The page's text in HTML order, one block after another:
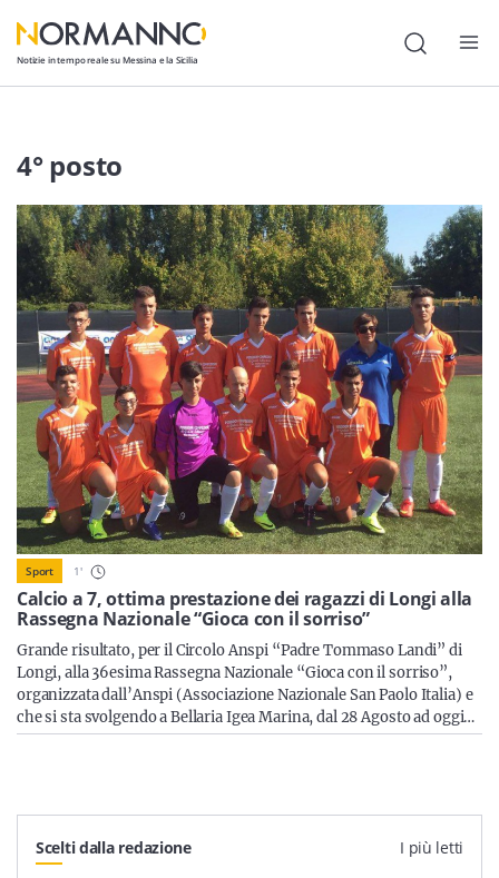
Notizie in tempo reale su Messina e la Sicilia
Cronaca
Politica
Cultura
Lavoro
Società
Economia
Sport
Sicilia
Servizi
4° posto
Calcio a 7, ottima prestazione dei ragazzi di Longi alla
Rassegna Nazionale “Gioca con il sorriso”
Sport 1'
Grande risultato, per il Circolo Anspi “Padre Tommaso Landi” di
Longi, alla 36esima Rassegna Nazionale “Gioca con il sorriso”,
organizzata dall’Anspi (Associazione Nazionale San Paolo Italia) e
che si sta svolgendo a Bellaria Igea Marina, dal 28 Agosto ad oggi…
Scelti dalla redazione I più letti